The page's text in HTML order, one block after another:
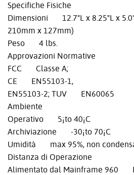
Specifiche Fisiche
Dimensioni 12.7"L x 8.25"L x
210mm x 127mm)
Peso 4 lbs.
Approvazioni Normative
FCC Classe A;
CE EN55103-1,
EN55103-2; TUV EN60065
Ambiente
Operativo 5¡to 40¡C
Archiviazione -30¡to 70¡C
Umidità max 95%, non
Distanza di Operazione
Alimentato dal Mainframe 960